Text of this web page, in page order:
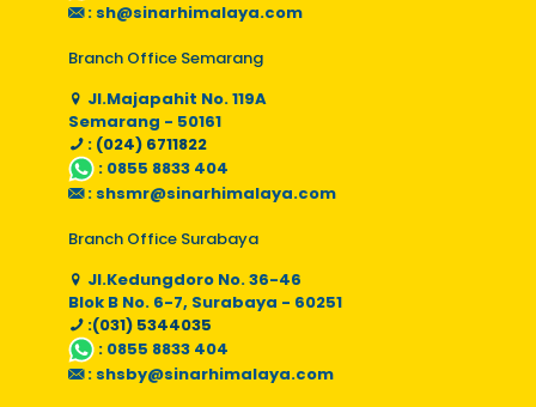
: sh@sinarhimalaya.com
Branch Office Semarang
Jl.Majapahit No. 119A
Semarang - 50161
: (024) 6711822
: 0855 8833 404
: shsmr@sinarhimalaya.com
Branch Office Surabaya
Jl.Kedungdoro No. 36-46
Blok B No. 6-7, Surabaya - 60251
:(031) 5344035
: 0855 8833 404
: shsby@sinarhimalaya.com